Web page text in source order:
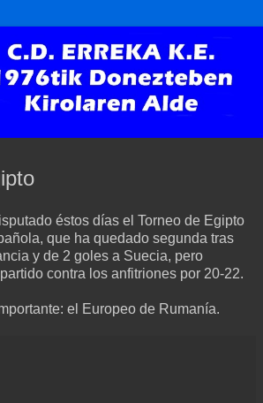
éstos días el Torneo de Egipto
que ha quedado segunda tras
y de 2 goles a Suecia, pero
contra los anfitriones por 20-22.
el Europeo de Rumanía.